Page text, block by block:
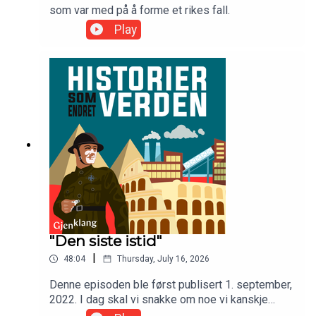
som var med på å forme et rikes fall.
Play
"Den siste istid"
48:04 Thursday, July 16, 2026
Denne episoden ble først publisert 1. september,
2022. I dag skal vi snakke om noe vi kanskje